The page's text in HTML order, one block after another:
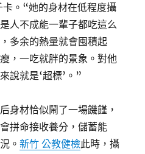
。“她的身材在低程度攝
人不成能一輩子都吃這么
多余的熱量就會囤積起
，一吃就胖的景象。對他
說就是‘超標’。”
身材恰似鬧了一場饑饉，
拼命接收養分，儲蓄能
。新竹 公教健檢此時，攝